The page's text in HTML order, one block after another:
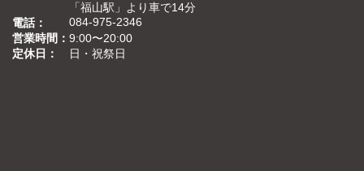
「福山駅」より車で14分
電話
084-975-2346
営業時間
9:00〜20:00
定休日
日・祝祭日